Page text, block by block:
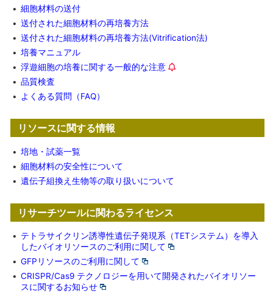
• 細胞材料の送付
• 送付された細胞材料の再培養方法
• 送付された細胞材料の再培養方法(Vitrification法)
• 培養マニュアル
• 浮遊細胞の培養に関する一般的な注意
• 品質検査
•
よくある質問（FAQ）
リソースに関する情報
• 培地・試薬一覧
• 細胞材料の安全性について
• 遺伝子組換え生物等の取り扱いについて
リサーチツールに関わるライセンス
• テトラサイクリン誘導性遺伝子発現系（TETシステム）を導入
したバイオリソースのご利用に関して
• GFPリソースのご利用に関して
• CRISPR/Cas9 テクノロジーを用いて開発されたバイオリソー
スに関するお知らせ